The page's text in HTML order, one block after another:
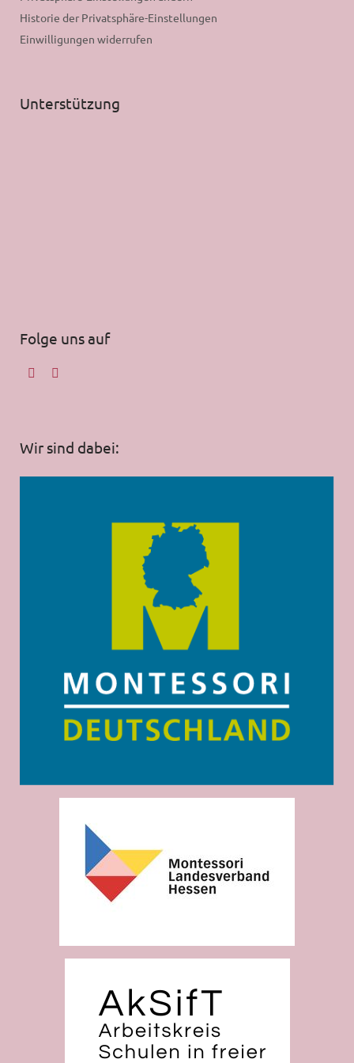
Historie der Privatsphäre-Einstellungen
Einwilligungen widerrufen
Unterstützung
Folge uns auf
Wir sind dabei: